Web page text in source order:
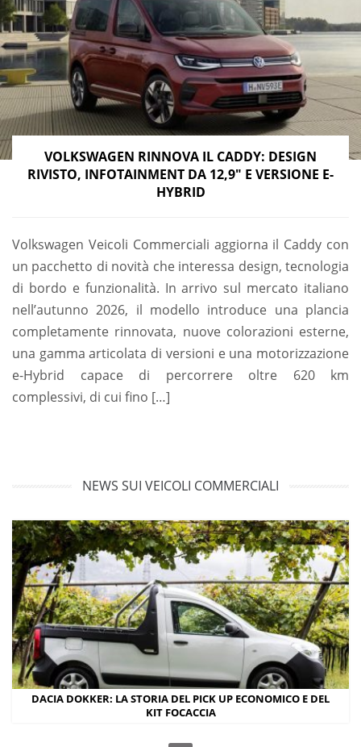
VOLKSWAGEN RINNOVA IL CADDY: DESIGN
RIVISTO, INFOTAINMENT DA 12,9″ E VERSIONE E-
HYBRID
Volkswagen Veicoli Commerciali aggiorna il Caddy con
un pacchetto di novità che interessa design, tecnologia
di bordo e funzionalità. In arrivo sul mercato italiano
nell’autunno 2026, il modello introduce una plancia
completamente rinnovata, nuove colorazioni esterne,
una gamma articolata di versioni e una motorizzazione
e-Hybrid capace di percorrere oltre 620 km
complessivi, di cui fino […]
NEWS SUI VEICOLI COMMERCIALI
DACIA DOKKER: LA STORIA DEL PICK UP ECONOMICO E DEL
KIT FOCACCIA